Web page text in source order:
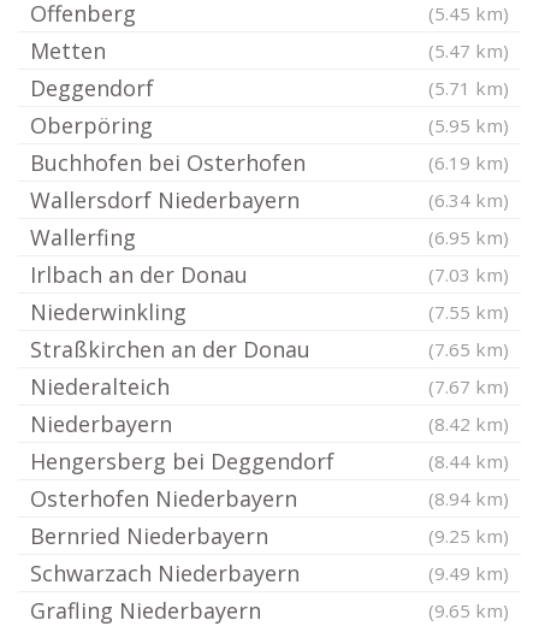
Offenberg (5.45 km)
Metten (5.47 km)
Deggendorf (5.71 km)
Oberpöring (5.95 km)
Buchhofen bei Osterhofen (6.19 km)
Wallersdorf Niederbayern (6.34 km)
Wallerfing (6.95 km)
Irlbach an der Donau (7.03 km)
Niederwinkling (7.55 km)
Straßkirchen an der Donau (7.65 km)
Niederalteich (7.67 km)
Niederbayern (8.42 km)
Hengersberg bei Deggendorf (8.44 km)
Osterhofen Niederbayern (8.94 km)
Bernried Niederbayern (9.25 km)
Schwarzach Niederbayern (9.49 km)
Grafling Niederbayern (9.65 km)